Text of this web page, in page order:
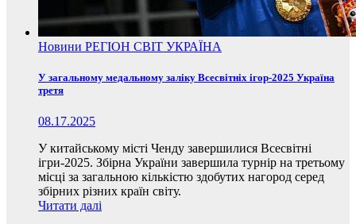
Новини РЕГІОН СВІТ УКРАЇНА
У загальному медальному заліку Всесвітніх ігор-2025 Україна
третя
08.17.2025
У китайському місті Ченду завершилися Всесвітні
ігри-2025. Збірна України завершила турнір на третьому
місці за загальною кількістю здобутих нагород серед
збірних різних країн світу.
Читати далі